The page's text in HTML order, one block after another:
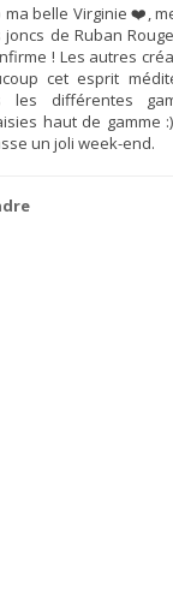
ma belle Virginie ❤️,
joncs de Ruban
! Les autres
cet esprit
les différentes
haut de gamme
un joli week-end.